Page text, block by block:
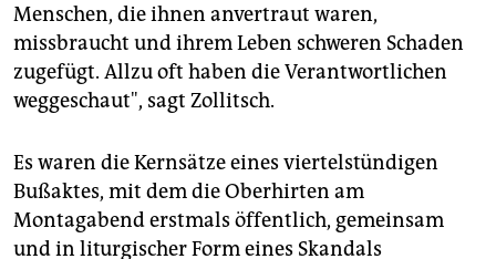
Menschen, die ihnen anvertraut waren,
missbraucht und ihrem Leben schweren Schaden
zugefügt. Allzu oft haben die Verantwortlichen
weggeschaut", sagt Zollitsch.
Es waren die Kernsätze eines viertelstündigen
Bußaktes, mit dem die Oberhirten am
Montagabend erstmals öffentlich, gemeinsam
und in liturgischer Form eines Skandals